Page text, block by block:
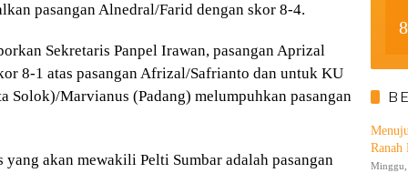
pasangan Alnedral/Farid dengan skor 8-4.
Sekretaris Panpel Irawan, pasangan Aprizal
8-1 atas pasangan Afrizal/Safrianto dan untuk KU
Solok)/Marvianus (Padang) melumpuhkan pasangan
akan mewakili Pelti Sumbar adalah pasangan
8
Ranah
Minggu,